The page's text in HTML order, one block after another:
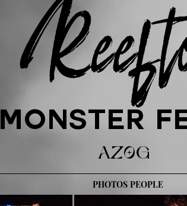
MONSTER
AZOG
PHOTOS PEOPLE